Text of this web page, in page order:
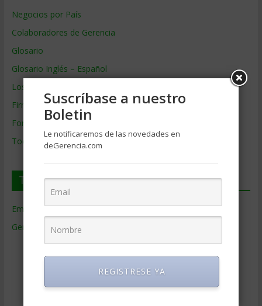
Negocios por País
Colaboradores de Gerencia
Glosario
Glosario Inglés – Español
Los mejores MBA
Firmas de Gerencia
Formación de Gerencia
Todos los Temas
Temas de Gerencia
Empresas de Gerencia(38)
Gerencia
(9.477)
Ciencias Económicas(80)
Contabilidad(466)
(454)
Suscríbase a nuestro
Boletin
Le notificaremos de las novedades en
deGerencia.com
REGISTRESE YA